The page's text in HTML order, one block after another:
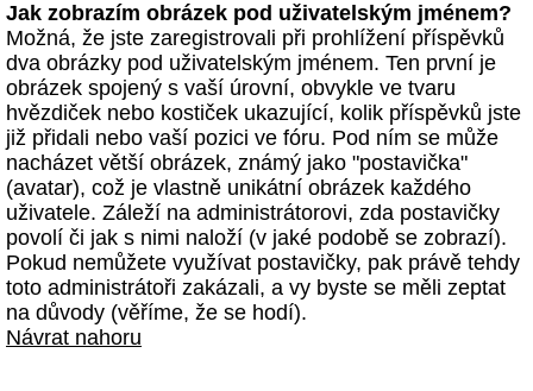
Jak zobrazím obrázek pod uživatelským jménem?
Možná, že jste zaregistrovali při prohlížení příspěvků
dva obrázky pod uživatelským jménem. Ten první je
obrázek spojený s vaší úrovní, obvykle ve tvaru
hvězdiček nebo kostiček ukazující, kolik příspěvků jste
již přidali nebo vaší pozici ve fóru. Pod ním se může
nacházet větší obrázek, známý jako "postavička"
(avatar), což je vlastně unikátní obrázek každého
uživatele. Záleží na administrátorovi, zda postavičky
povolí či jak s nimi naloží (v jaké podobě se zobrazí).
Pokud nemůžete využívat postavičky, pak právě tehdy
toto administrátoři zakázali, a vy byste se měli zeptat
na důvody (věříme, že se hodí).
Návrat nahoru